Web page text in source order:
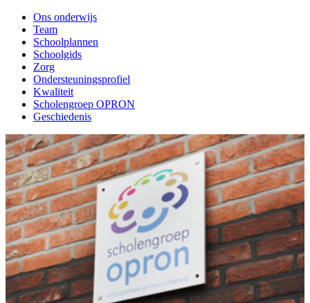
Ons onderwijs
Team
Schoolplannen
Schoolgids
Zorg
Ondersteuningsprofiel
Kwaliteit
Scholengroep OPRON
Geschiedenis